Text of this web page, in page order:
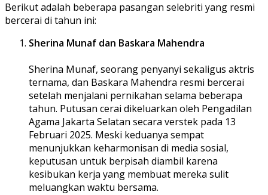
Berikut adalah beberapa pasangan selebriti yang resmi
bercerai di tahun ini:
Sherina Munaf dan Baskara Mahendra
Sherina Munaf, seorang penyanyi sekaligus aktris
ternama, dan Baskara Mahendra resmi bercerai
setelah menjalani pernikahan selama beberapa
tahun. Putusan cerai dikeluarkan oleh Pengadilan
Agama Jakarta Selatan secara verstek pada 13
Februari 2025. Meski keduanya sempat
menunjukkan keharmonisan di media sosial,
keputusan untuk berpisah diambil karena
kesibukan kerja yang membuat mereka sulit
meluangkan waktu bersama.